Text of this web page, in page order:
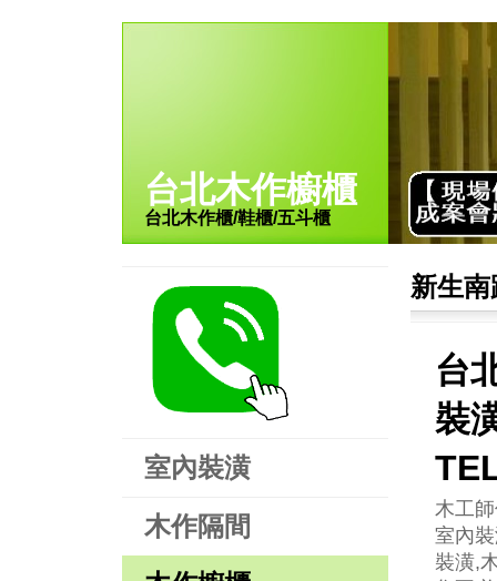
台北木作櫥櫃
台北木作櫃/鞋櫃/五斗櫃
室內裝潢
木作隔間
新生
台
裝
木工
室內
裝潢,